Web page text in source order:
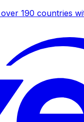
190 countries